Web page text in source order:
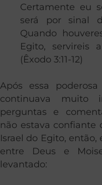
Certamente eu
será por sinal
Quando
Egito, servireis
(Êxodo 3:11-12)
Após essa
continuava muito
perguntas e
não estava confiante
Israel do Egito,
entre Deus e
levantado: